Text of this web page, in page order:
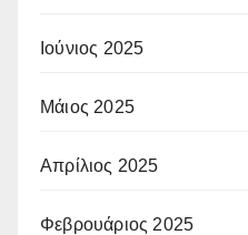
Ιούνιος 2025
Μάιος 2025
Απρίλιος 2025
Φεβρουάριος 2025